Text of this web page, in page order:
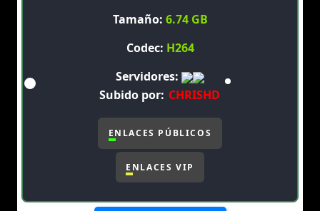
Tamaño: 6.74 GB
Codec: H264
Servidores:
Subido por: CHRISHD
ENLACES PÚBLICOS
ENLACES VIP